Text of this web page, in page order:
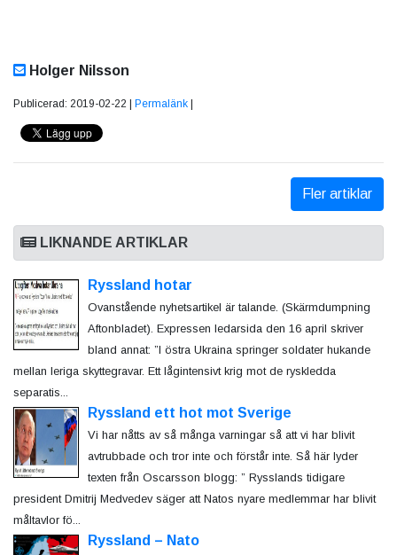
Holger Nilsson
Publicerad: 2019-02-22 | Permalänk |
Fler artiklar
LIKNANDE ARTIKLAR
Ryssland hotar
Ovanstående nyhetsartikel är talande. (Skärmdumpning
Aftonbladet). Expressen ledarsida den 16 april skriver
bland annat: ”I östra Ukraina springer soldater hukande
mellan leriga skyttegravar. Ett lågintensivt krig mot de ryskledda
separatis...
Ryssland ett hot mot Sverige
Vi har nåtts av så många varningar så att vi har blivit
avtrubbade och tror inte och förstår inte. Så här lyder
texten från Oscarsson blogg: ” Rysslands tidigare
president Dmitrij Medvedev säger att Natos nyare medlemmar har blivit
måltavlor fö...
Ryssland – Nato